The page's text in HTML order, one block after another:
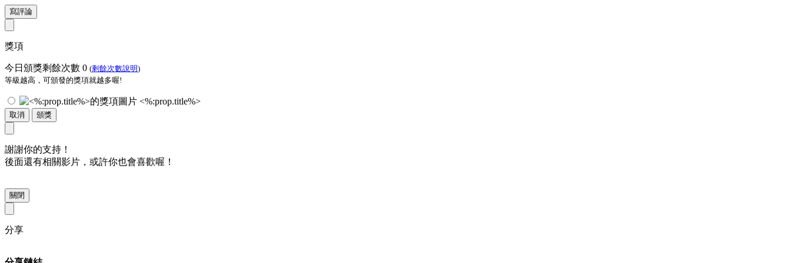
寫評論
獎項
今日頒獎剩餘次數 0 (剩餘次數說明)
等級越高，可頒發的獎項就越多喔!
<%:prop.title%>
取消 頒獎
謝謝你的支持！
後面還有相關影片，或許你也會喜歡喔！
關閉
分享